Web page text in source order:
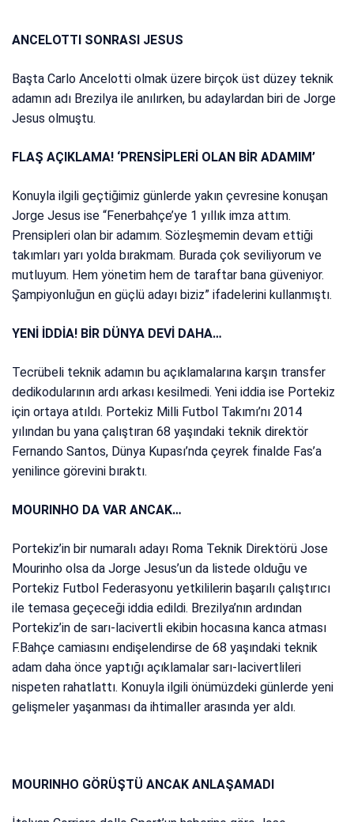
ANCELOTTI SONRASI JESUS
Başta Carlo Ancelotti olmak üzere birçok üst düzey teknik
adamın adı Brezilya ile anılırken, bu adaylardan biri de Jorge
Jesus olmuştu.
FLAŞ AÇIKLAMA! ‘PRENSİPLERİ OLAN BİR ADAMIM’
Konuyla ilgili geçtiğimiz günlerde yakın çevresine konuşan
Jorge Jesus ise “Fenerbahçe’ye 1 yıllık imza attım.
Prensipleri olan bir adamım. Sözleşmemin devam ettiği
takımları yarı yolda bırakmam. Burada çok seviliyorum ve
mutluyum. Hem yönetim hem de taraftar bana güveniyor.
Şampiyonluğun en güçlü adayı biziz” ifadelerini kullanmıştı.
YENİ İDDİA! BİR DÜNYA DEVİ DAHA…
Tecrübeli teknik adamın bu açıklamalarına karşın transfer
dedikodularının ardı arkası kesilmedi. Yeni iddia ise Portekiz
için ortaya atıldı. Portekiz Milli Futbol Takımı’nı 2014
yılından bu yana çalıştıran 68 yaşındaki teknik direktör
Fernando Santos, Dünya Kupası’nda çeyrek finalde Fas’a
yenilince görevini bıraktı.
MOURINHO DA VAR ANCAK…
Portekiz’in bir numaralı adayı Roma Teknik Direktörü Jose
Mourinho olsa da Jorge Jesus’un da listede olduğu ve
Portekiz Futbol Federasyonu yetkililerin başarılı çalıştırıcı
ile temasa geçeceği iddia edildi. Brezilya’nın ardından
Portekiz’in de sarı-lacivertli ekibin hocasına kanca atması
F.Bahçe camiasını endişelendirse de 68 yaşındaki teknik
adam daha önce yaptığı açıklamalar sarı-lacivertlileri
nispeten rahatlattı. Konuyla ilgili önümüzdeki günlerde yeni
gelişmeler yaşanması da ihtimaller arasında yer aldı.
MOURINHO GÖRÜŞTÜ ANCAK ANLAŞAMADI